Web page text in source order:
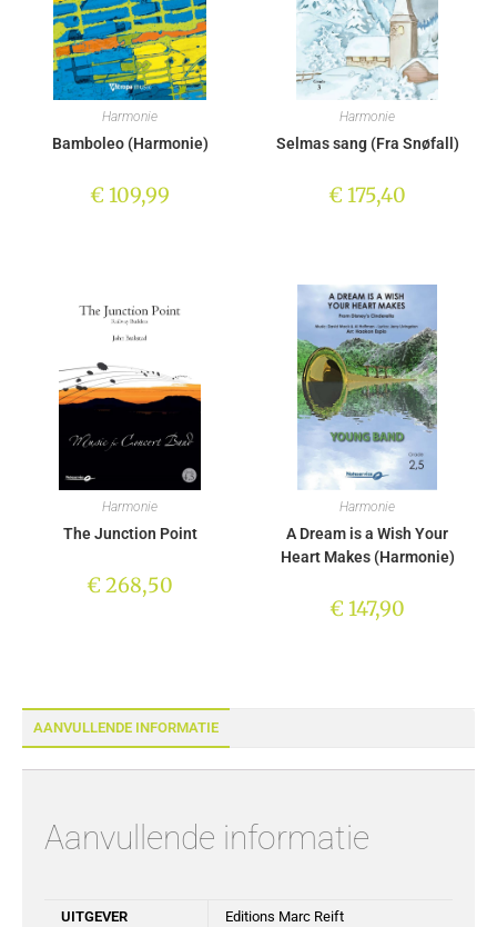
AANVULLENDE INFORMATIE
Aanvullende informatie
UITGEVER Editions Marc Reift
Harmonie
Bamboleo (Harmonie)
€109,99
Harmonie
Selmas sang (Fra Snøfall)
€175,40
Harmonie
The Junction Point
€268,50
Harmonie
A Dream is a Wish Your
Heart Makes (Harmonie)
€147,90